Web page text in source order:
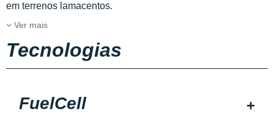
em terrenos lamacentos.
Ver mais
Tecnologias
FuelCell